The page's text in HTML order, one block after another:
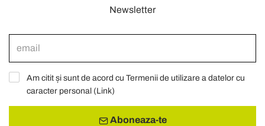
Newsletter
Am citit și sunt de acord cu Termenii de utilizare a datelor cu
caracter personal (Link)
Aboneaza-te